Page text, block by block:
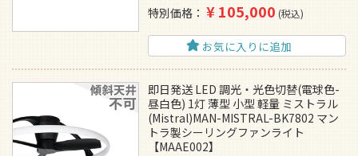
特別価格 ¥105,000 税込
お気に入りに追加
即日発送 LED 調光・光色切替(電球色-
昼白色) 1灯 薄型 小型 軽量 ミストラル
(Mistral)MAN-MISTRAL-BK7802 マン
トラ製シーリングファンライト
【MAAE002】